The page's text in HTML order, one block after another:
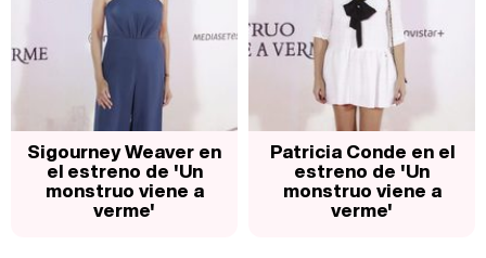
Sigourney Weaver en
el estreno de 'Un
monstruo viene a
verme'
Patricia Conde en el
estreno de 'Un
monstruo viene a
verme'